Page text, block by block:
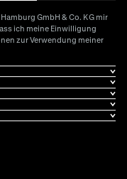
GmbH & Co. KG mir
ich meine Einwilligung
zur Verwendung meiner